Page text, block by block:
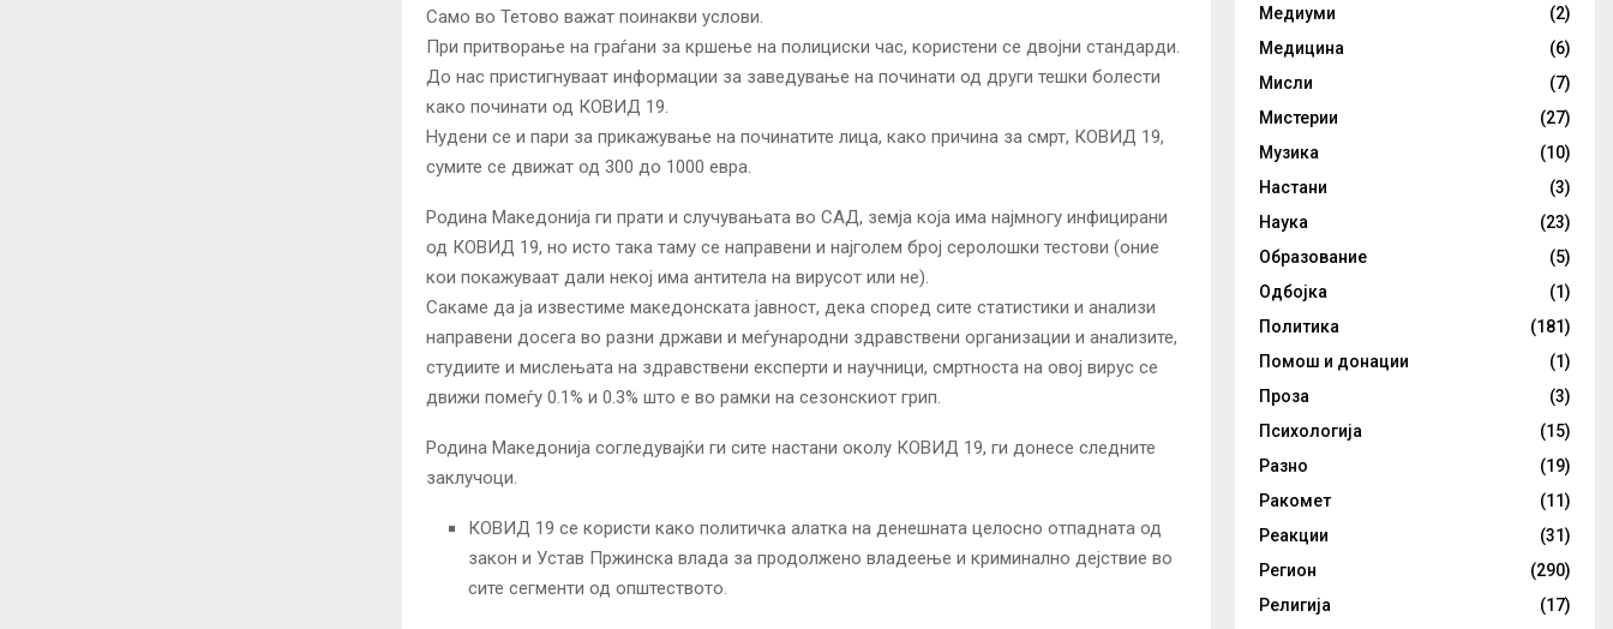
Само во Тетово важат поинакви услови.
При притворање на граѓани за кршење на полициски час, користени се двојни стандарди.
До нас пристигнуваат информации за заведување на починати од други тешки болести
како починати од КОВИД 19.
Нудени се и пари за прикажување на починатите лица, како причина за смрт, КОВИД 19,
сумите се движат од 300 до 1000 евра.
Родина Македонија ги прати и случувањата во САД, земја која има најмногу инфицирани
од КОВИД 19, но исто така таму се направени и најголем број серолошки тестови (оние
кои покажуваат дали некој има антитела на вирусот или не).
Сакаме да ја известиме македонската јавност, дека според сите статистики и анализи
направени досега во разни држави и меѓународни здравствени организации и анализите,
студиите и мислењата на здравствени експерти и научници, смртноста на овој вирус се
движи помеѓу 0.1% и 0.3% што е во рамки на сезонскиот грип.
Родина Македонија согледувајќи ги сите настани околу КОВИД 19, ги донесе следните
заклучоци.
КОВИД 19 се користи како политичка алатка на денешната целосно отпадната од
закон и Устав Пржинска влада за продолжено владеење и криминално дејствие во
сите сегменти од општеството.
Медиуми
(2)
Медицина
(6)
Мисли
(7)
Мистерии
(27)
Музика
(10)
Настани
(3)
Наука
(23)
Образование
(5)
Одбојка
(1)
Политика
(181)
Помош и донации
(1)
Проза
(3)
Психологија
(15)
Разно
(19)
Ракомет
(11)
Реакции
(31)
Регион
(290)
Религија
(17)